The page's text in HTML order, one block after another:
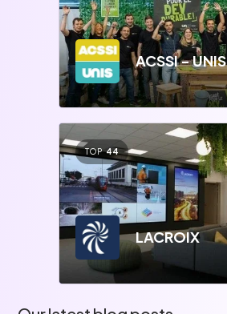
ACSSI - UNIS
TOP 44
LACROIX